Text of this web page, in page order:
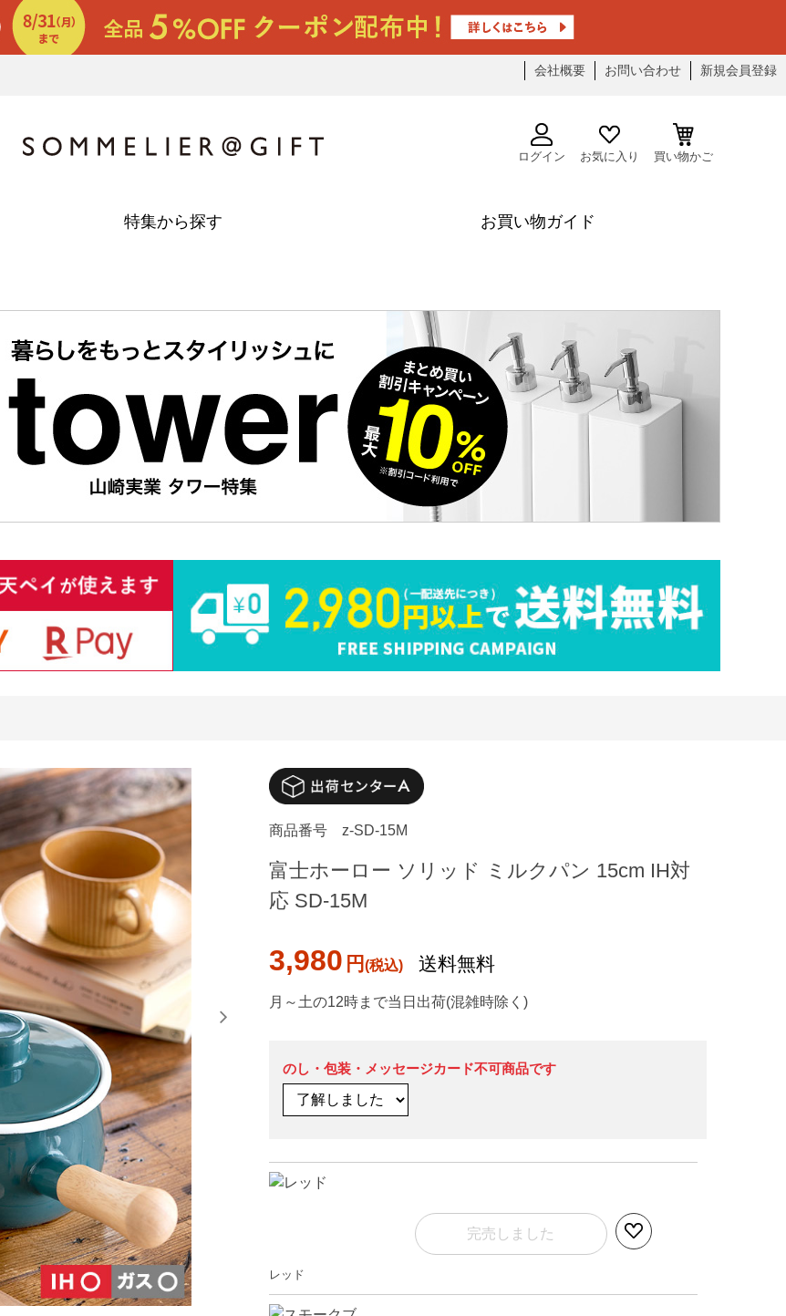
会社概要 お問い合わせ 新規会員登録
ログイン お気に入り 買い物かご
特集から探す お買い物ガイド
商品番号 z-SD-15M
富士ホーロー ソリッド ミルクパン 15cm IH対
応 SD-15M
3,980 円 送料無料
月～土の12時まで当日出荷(混雑時除く)
のし・包装・メッセージカード不可商品です
レッド
完売しました